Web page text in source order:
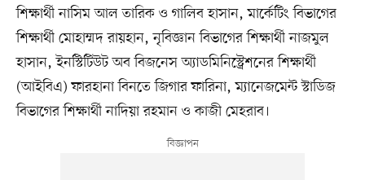
শিক্ষার্থী নাসিম আল তারিক ও গালিব হাসান, মার্কেটিং বিভাগের
শিক্ষার্থী মোহাম্মদ রায়হান, নৃবিজ্ঞান বিভাগের শিক্ষার্থী নাজমুল
হাসান, ইনস্টিটিউট অব বিজনেস অ্যাডমিনিস্ট্রেশনের শিক্ষার্থী
(আইবিএ) ফারহানা বিনতে জিগার ফারিনা, ম্যানেজমেন্ট স্টাডিজ
বিভাগের শিক্ষার্থী নাদিয়া রহমান ও কাজী মেহরাব।